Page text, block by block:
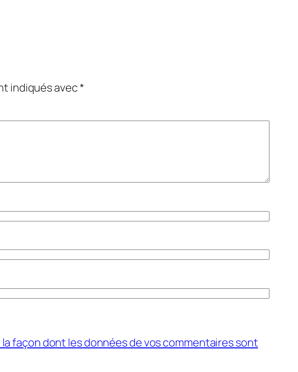
indiqués avec*
la façon dont les données de vos commentaires sont